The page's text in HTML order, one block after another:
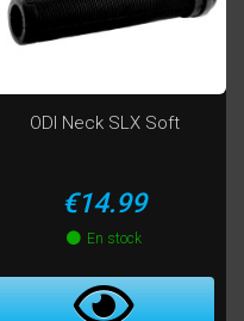
ODI Neck SLX Soft
Price
€14.99
En stock